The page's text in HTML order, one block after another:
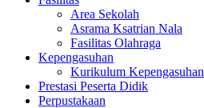
Area Sekolah
Asrama Ksatrian Nala
Fasilitas Olahraga
Kepengasuhan
Kurikulum Kepengasuhan
Prestasi Peserta Didik
Perpustakaan